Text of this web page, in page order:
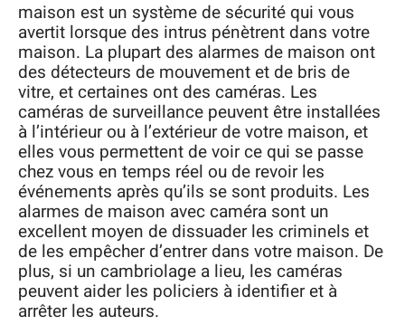
maison est un système de sécurité qui vous
avertit lorsque des intrus pénètrent dans votre
maison. La plupart des alarmes de maison ont
des détecteurs de mouvement et de bris de
vitre, et certaines ont des caméras. Les
caméras de surveillance peuvent être installées
à l’intérieur ou à l’extérieur de votre maison, et
elles vous permettent de voir ce qui se passe
chez vous en temps réel ou de revoir les
événements après qu’ils se sont produits. Les
alarmes de maison avec caméra sont un
excellent moyen de dissuader les criminels et
de les empêcher d’entrer dans votre maison. De
plus, si un cambriolage a lieu, les caméras
peuvent aider les policiers à identifier et à
arrêter les auteurs.